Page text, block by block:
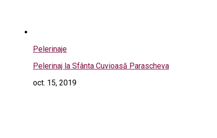
Pelerinaje
Pelerinaj la Sfânta Cuvioasă Parascheva
oct. 15, 2019